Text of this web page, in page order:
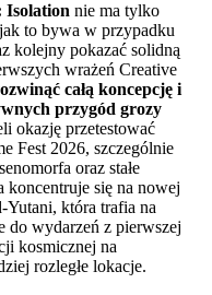
Isolation nie ma tylko
to bywa w przypadku
kolejny pokazać solidną
wrażeń Creative
całą koncepcję i
przygód grozy
okazję przetestować
Fest 2026, szczególnie
oraz stałe
koncentruje się na nowej
Yutani, która trafia na
do wydarzeń z pierwszej
kosmicznej na
rozległe lokacje.